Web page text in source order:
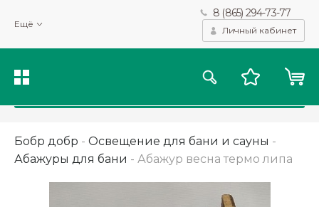
Ещё
8 (865) 294-73-77
Личный кабинет
Бобр добр - Освещение для бани и сауны -
Абажуры для бани - Абажур весна термо липа
Мы используем файлы cookie и другие подобные технологии
для получения данных с целью сбора статистики, повышения
качества рекомендаций и предоставления вам возможности
персонализированного просмотра.Подробнее